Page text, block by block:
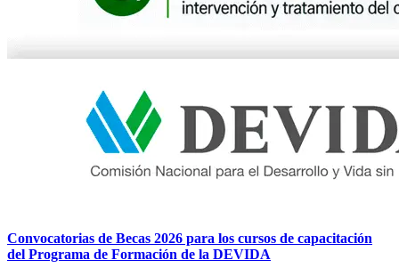
Convocatorias de Becas 2026 para los cursos de capacitación
del Programa de Formación de la DEVIDA